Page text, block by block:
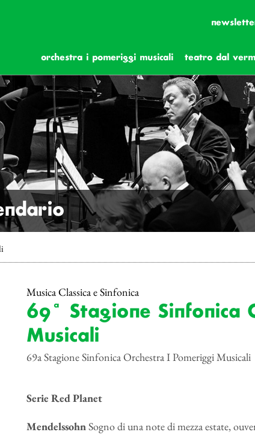
orchestra i pomeriggi musicali teatro dal
Musica Classica e Sinfonica
69ª Stagione Sinfonica
Musicali
69a Stagione Sinfonica Orchestra I Pomeriggi Musicali
Serie Red Planet
MendelssohnSogno di una note di mezza estate,